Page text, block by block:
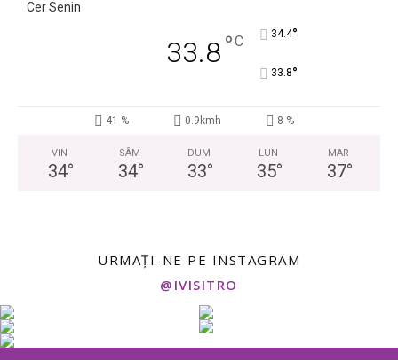
Cer Senin
33.8°C 34.4°
33.8°
41 % 0.9kmh 8 %
VIN
34°
SÂM
34°
DUM
33°
LUN
35°
MAR
37°
URMAȚI-NE PE INSTAGRAM
@IVISITRO